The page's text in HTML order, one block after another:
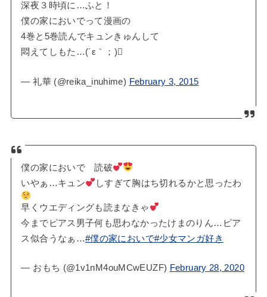
深夜３時頃に…ふと！
僕の家においでって漫画の
4巻と5巻読んでキュンきゅんして
悶えてしもた…(´ε｀；)󾬍
— 礼華 (@reika_inuhime) February 3, 2015
僕の家においで 読破
いやぁ…キュン
しすぎて胸はち切れるかと思ったわ
早くウエディングも読まなきゃ
今までピアス男子何も思わなかったけまのりん…ピア
ス似合うなぁ…#僕の家においで#少女マンガ好き
— おもち (@1v1nM4ouMCwEUZF) February 28, 2020